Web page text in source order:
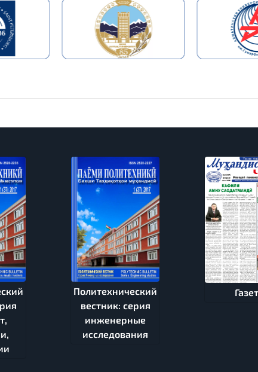
Политехнический
вестник: серия
инженерные
исследования